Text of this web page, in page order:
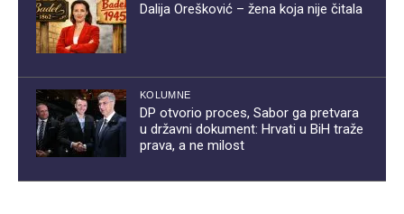
Dalija Orešković – žena koja nije čitala
KOLUMNE
DP otvorio proces, Sabor ga pretvara
u državni dokument: Hrvati u BiH traže
prava, a ne milost